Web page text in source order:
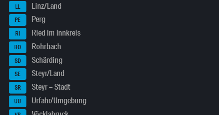
LL Linz/Land
PE Perg
RI Ried im Innkreis
RO Rohrbach
SD Schärding
SE Steyr/Land
SR Steyr – Stadt
UU Urfahr/Umgebung